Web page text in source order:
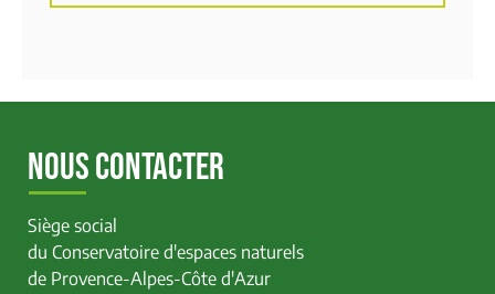
NOUS CONTACTER
Siège social
du Conservatoire d'espaces naturels
de Provence-Alpes-Côte d'Azur